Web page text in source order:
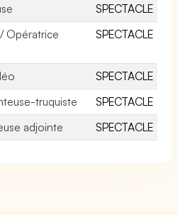
SPECTACLE
Opératrice
SPECTACLE
SPECTACLE
truquiste
SPECTACLE
adjointe
SPECTACLE